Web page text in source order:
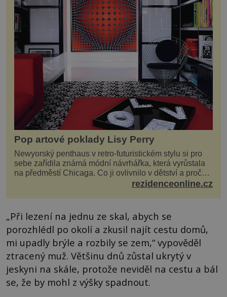
Pop artové poklady Lisy Perry
Newyorský penthaus v retro-futuristickém stylu si pro
sebe zařídila známá módní návrhářka, která vyrůstala
na předměstí Chicaga. Co ji ovlivnilo v dětství a proč
vypadá její domov právě takto? Interié...rezidenceonline.cz
„Při lezení na jednu ze skal, abych se
porozhlédl po okolí a zkusil najít cestu domů,
mi upadly brýle a rozbily se zem,“ vypověděl
ztracený muž. Většinu dnů zůstal ukrytý v
jeskyni na skále, protože neviděl na cestu a bál
se, že by mohl z výšky spadnout.